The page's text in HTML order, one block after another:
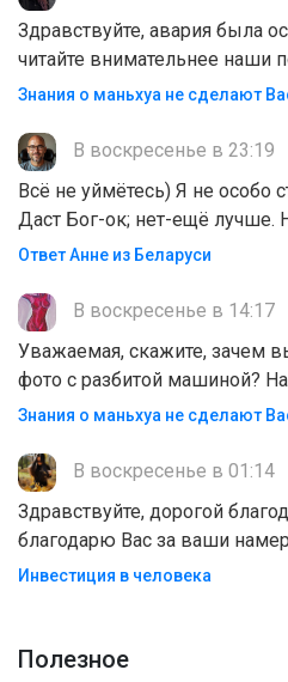
Здравствуйте, авария была
читайте внимательнее наши
Знания о маньхуа не сделают
В воскресенье в 23:19
Всё не уймётесь) Я не особо
Даст Бог-ок; нет-ещё лучше.
Ответ Анне из Беларуси
В воскресенье в 14:17
Уважаемая, скажите, зачем
фото с разбитой машиной?
Знания о маньхуа не сделают
В воскресенье в 01:14
Здравствуйте, дорогой
благодарю Вас за ваши
Инвестиция в человека
Полезноe